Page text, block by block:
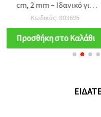
cm, 2 mm – Ιδανικό για
λαμπερό scrapbooking
και δημιουργικές
χειροτεχνίες DIY
Κωδικός: 803695
Προσθήκη στο Καλάθι